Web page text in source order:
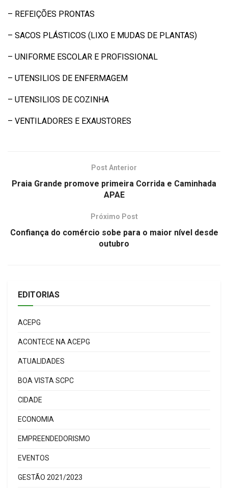
– REFEIÇÕES PRONTAS
– SACOS PLÁSTICOS (LIXO E MUDAS DE PLANTAS)
– UNIFORME ESCOLAR E PROFISSIONAL
– UTENSILIOS DE ENFERMAGEM
– UTENSILIOS DE COZINHA
– VENTILADORES E EXAUSTORES
Post Anterior
Praia Grande promove primeira Corrida e Caminhada
APAE
Próximo Post
Confiança do comércio sobe para o maior nível desde
outubro
EDITORIAS
ACEPG
ACONTECE NA ACEPG
ATUALIDADES
BOA VISTA SCPC
CIDADE
ECONOMIA
EMPREENDEDORISMO
EVENTOS
GESTÃO 2021/2023